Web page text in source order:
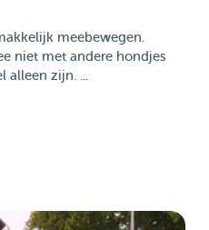
meebewegen.
niet met andere hondjes
alleen zijn. ...